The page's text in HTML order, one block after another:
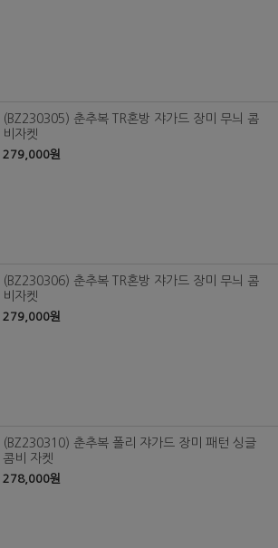
(BZ230305) 춘추복 TR혼방 쟈가드 장미 무늬 콤
비자켓
279,000원
(BZ230306) 춘추복 TR혼방 쟈가드 장미 무늬 콤
비자켓
279,000원
(BZ230310) 춘추복 폴리 쟈가드 장미 패턴 싱글
콤비 자켓
278,000원